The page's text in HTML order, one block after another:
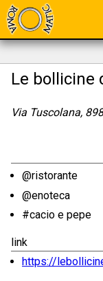
Le bollicine
Via Tuscolana,
@ristorante
@enoteca
#cacio e pepe
link
https://